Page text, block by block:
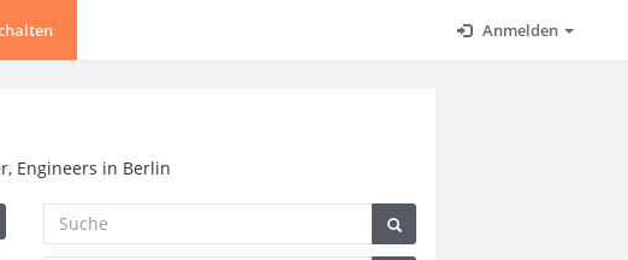
Anmelden
Engineers in Berlin